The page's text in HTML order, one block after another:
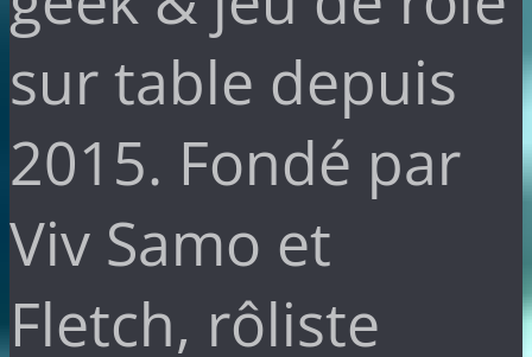
sur table depuis
2015. Fondé par
Viv Samo et
Fletch, rôliste